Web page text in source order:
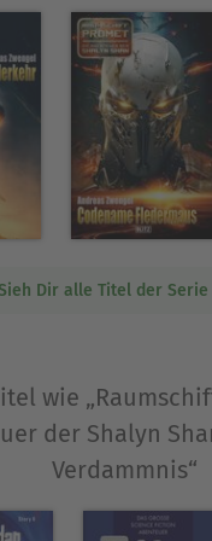
Story-
Es folgten ein
Fiction-Trilogie
in
die Herausgabe
Exodus
2015 der Kurd
Ausblenden
Dir alle Titel der Serie
wie
der Shalyn
Verdammnis“